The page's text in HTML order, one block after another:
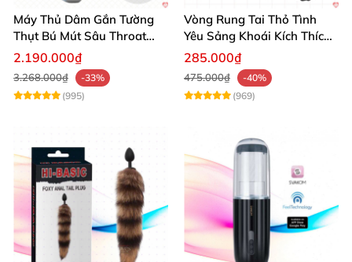
Máy Thủ Dâm Gắn Tường
Thụt Bú Mút Sâu Throat
Cao Cấp
2.190.000₫
3.268.000₫
-33%
(995)
Vòng Rung Tai Thỏ Tình
Yêu Sảng Khoái Kích Thích
Mạnh
285.000₫
475.000₫
-40%
(969)